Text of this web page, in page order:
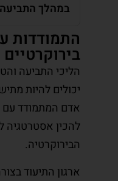
במהלך
התמודדות
בירוקרטיים
הליכי התביעה
יכולים להיות
אדם המתמודד
להכין אסטרטגיה
הבירוקרטיה.
ארגון התיעוד